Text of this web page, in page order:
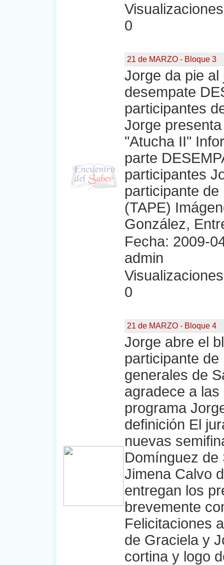
0
21 de MARZO - Bloque 3
Jorge da pie
desempate
participantes
Jorge
"Atucha II"
parte
participantes
participante
(TAPE)
González,
Fecha: 2009-
admin
0
21 de MARZO - Bloque 4
Jorge abre el
participante
generales de
agradece a
programa
definición El
nuevas
Domínguez de
Jimena Calvo
entregan los
brevemente
Felicitaciones
de Graciela y
cortina y logo